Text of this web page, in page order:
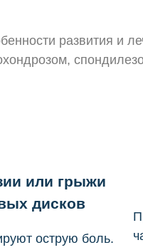
развития и
или грыжи
дисков
острую боль.